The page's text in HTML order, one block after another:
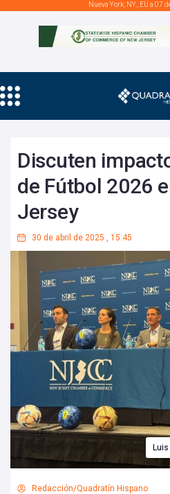
Nueva York, NY., EU a 07
Discuten
de Fútbol 2026
Jersey
30 de abril de 2025 , 15:45
Redacción/Quadratín Hispano